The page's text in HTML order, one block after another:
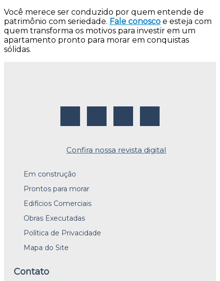
Você merece ser conduzido por quem entende de
patrimônio com seriedade. Fale conosco e esteja com
quem transforma os motivos para investir em um
apartamento pronto para morar em conquistas
sólidas.
Confira nossa revista digital
Em construção
Prontos para morar
Edifícios Comerciais
Obras Executadas
Política de Privacidade
Mapa do Site
Contato